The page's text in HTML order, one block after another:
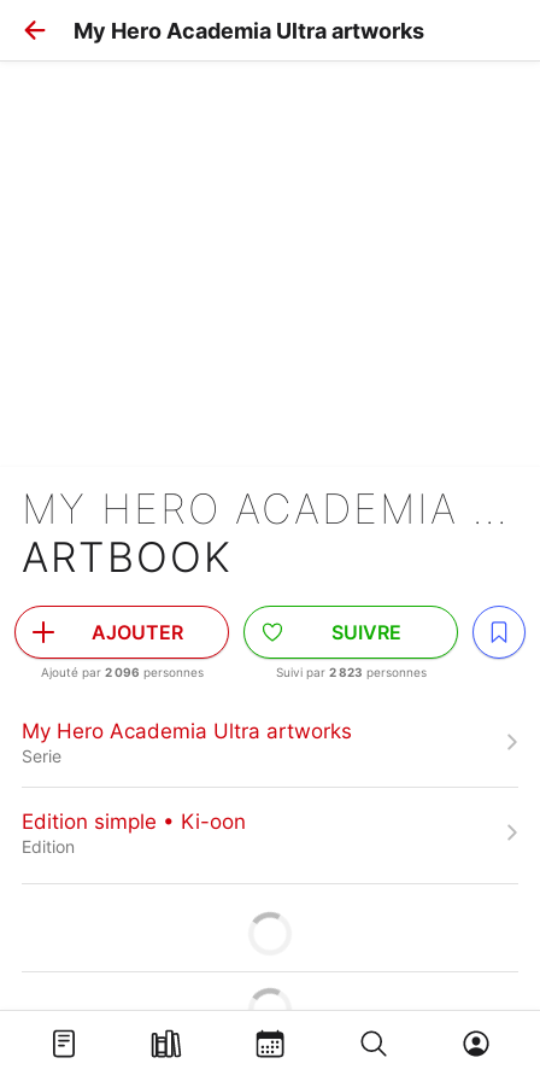
My Hero Academia Ultra artworks
MY HERO ACADEMIA ULTRA ARTWORKS
ARTBOOK
AJOUTER
Ajouté par 2 096 personnes
SUIVRE
Suivi par 2 823 personnes
My Hero Academia Ultra artworks
Serie
Edition simple • Ki-oon
Edition